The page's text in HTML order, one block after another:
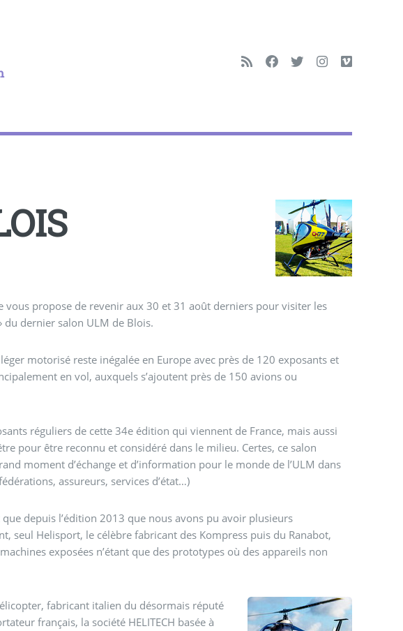
vous propose de revenir aux 30 et 31 août derniers pour visiter les
du dernier salon ULM de Blois.
motorisé reste inégalée en Europe avec près de 120 exposants et
en vol, auxquels s’ajoutent près de 150 avions ou
réguliers de cette 34e édition qui viennent de France, mais aussi
pour être reconnu et considéré dans le milieu. Certes, ce salon
moment d’échange et d’information pour le monde de l’ULM dans
assureurs, services d’état…)
que depuis l’édition 2013 que nous avons pu avoir plusieurs
seul Helisport, le célèbre fabricant des Kompress puis du Ranabot,
exposées n’étant que des prototypes où des appareils non
fabricant italien du désormais réputé
français, la société HELITECH basée à